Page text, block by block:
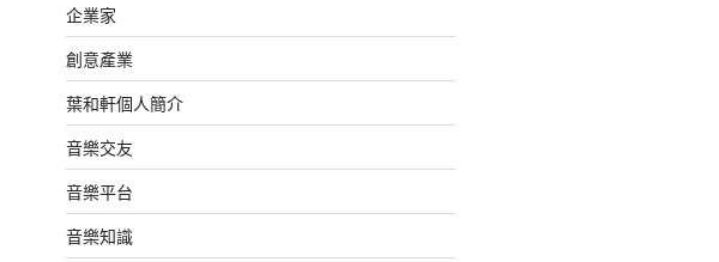
企業家
創意產業
葉和軒個人簡介
音樂交友
音樂平台
音樂知識